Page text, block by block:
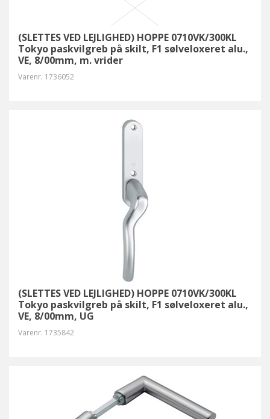
(SLETTES VED LEJLIGHED) HOPPE 0710VK/300KL
Tokyo paskvilgreb på skilt, F1 sølveloxeret alu.,
VE, 8/00mm, m. vrider
Varenr. 1736052
(SLETTES VED LEJLIGHED) HOPPE 0710VK/300KL
Tokyo paskvilgreb på skilt, F1 sølveloxeret alu.,
VE, 8/00mm, UG
Varenr. 1735842